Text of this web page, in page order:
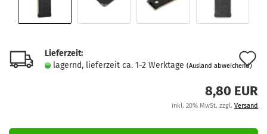
Lieferzeit:
lagernd, lieferzeit ca. 1-2 Werktage (Ausland abweichend)
8,80 EUR
inkl. 20% MwSt. zzgl. Versand